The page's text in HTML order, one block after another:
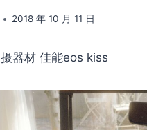
2018 年 10 月 11 日
摄器材 佳能eos kiss